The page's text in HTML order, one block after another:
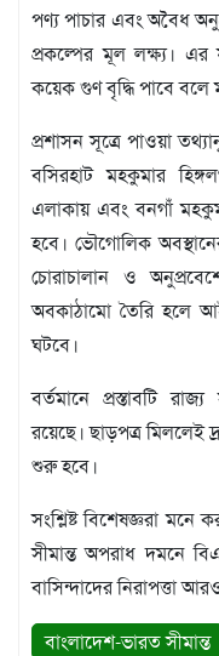
ধর্ম
গনমাধ্যম
সংবাদ
চাকুরী
আবহাওয়া
পণ্য পাচার এবং অবৈধ
প্রকল্পের মূল লক্ষ্য। এর
কয়েক গুণ বৃদ্ধি পাবে বলে
প্রশাসন সূত্রে পাওয়া
বসিরহাট মহকুমার
এলাকায় এবং বনগাঁ
হবে। ভৌগোলিক
চোরাচালান ও
অবকাঠামো তৈরি হলে
ঘটবে।
বর্তমানে প্রস্তাবটি
রয়েছে। ছাড়পত্র মিললেই
শুরু হবে।
সংশ্লিষ্ট বিশেষজ্ঞরা
সীমান্ত অপরাধ দমনে
বাসিন্দাদের নিরাপত্তা
বাংলাদেশ-ভারত সীমান্ত